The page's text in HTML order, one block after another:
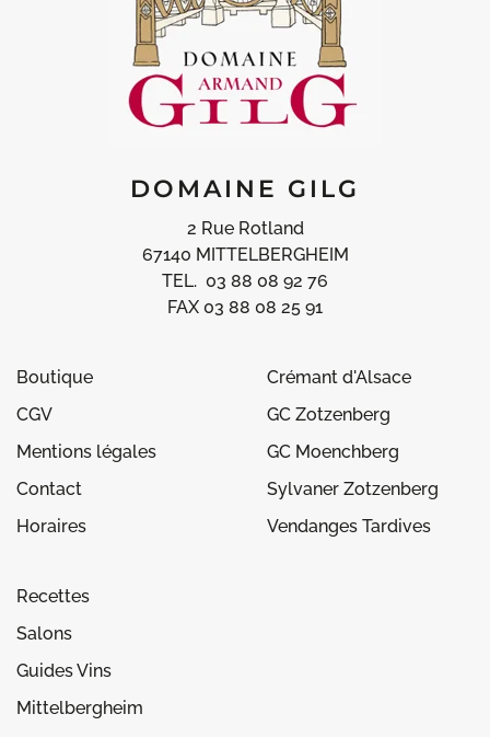
DOMAINE GILG
2 Rue Rotland
67140 MITTELBERGHEIM
TEL. 03 88 08 92 76
FAX 03 88 08 25 91
Boutique
CGV
Mentions légales
Contact
Horaires
Crémant d'Alsace
GC Zotzenberg
GC Moenchberg
Sylvaner Zotzenberg
Vendanges Tardives
Recettes
Salons
Guides Vins
Mittelbergheim